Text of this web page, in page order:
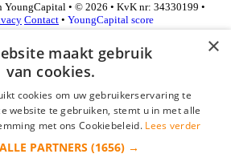
• © 2026 • KvK nr: 34330199 •
Contact • YoungCapital score
×
maakt gebruik
van cookies.
cookies om uw gebruikerservaring te
website te gebruiken, stemt u in met alle
met ons Cookiebeleid. Lees verder
PARTNERS (1656) →